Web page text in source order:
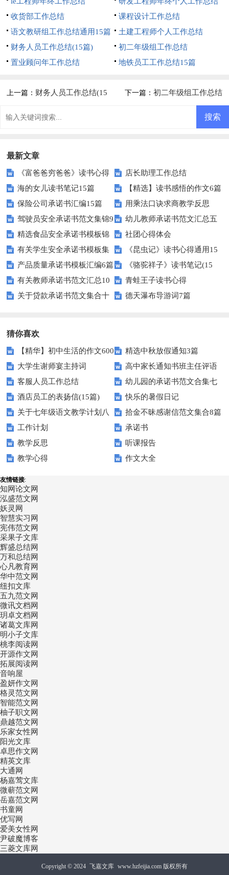
收货部工作总结
课程设计工作总结
语文教研组工作总结通用15篇
土建工程师个人工作总结
财务人员工作总结(15篇)
初二年级组工作总结
置业顾问年工作总结
地铁员工工作总结15篇
上一篇： 财务人员工作总结(15 下一篇： 初二年级组工作总结
最新文章
《富爸爸穷爸爸》读书心得
店长助理工作总结
海的女儿读书笔记15篇
【精选】读书感悟的作文6篇
保险公司承诺书汇编15篇
用乘法口诀求商教学反思
驾驶员安全承诺书范文集锦9
篇
幼儿教师承诺书范文汇总五
篇
精选食品安全承诺书模板锦
集七篇
社团心得体会
有关学生安全承诺书模板集
合十篇
《昆虫记》读书心得通用15
篇
产品质量承诺书模板汇编6篇
《骆驼祥子》读书笔记(15
篇)
有关教师承诺书范文汇总10
篇
青蛙王子读书心得
关于贷款承诺书范文集合十
德天瀑布导游词7篇
猜你喜欢
【精华】初中生活的作文600
字汇总10篇
精选中秋放假通知3篇
大学生谢师宴主持词
高中家长通知书班主任评语
客服人员工作总结
幼儿园的承诺书范文合集七
篇
酒店员工的表扬信(15篇)
快乐的暑假日记
关于七年级语文教学计划八
篇
拾金不昧感谢信范文集合8篇
工作计划
承诺书
教学反思
听课报告
教学心得
作文大全
友情链接:
知网论文网
泓盛范文网
妖灵网
智慧实习网
宪伟范文网
采果子文库
辉盛总结网
万和总结网
心凡教育网
华中范文网
纽扣文库
五九范文网
微讯文档网
玥卓文档网
诸葛文库网
明小子文库
桃李阅读网
开源作文网
拓展阅读网
音响屋
盈妍作文网
格灵范文网
智能范文网
柚子职文网
鼎越范文网
乐家女性网
阳光文库
卓思作文网
精英文库
大通网
杨嘉莺文库
微蕲范文网
岳嘉范文网
书童网
优写网
爱美女性网
尹破魔博客
三菱文库网
Copyright © 2024 飞嘉文库 www.hzfeijia.com 版权所有